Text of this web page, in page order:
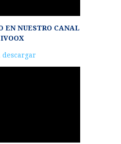
EN NUESTRO CANAL
IVOOX
descargar